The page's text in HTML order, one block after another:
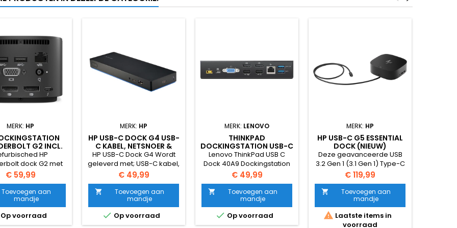
MERK: HP
G2 INCL.
EN NETSNOER
HP
dock G2 met
Het kleine,
HP
Dock G2.
voor flexibiliteit
en voorzien
voor
Prijs
€ 59,99
Toevoegen aan
mandje
Op voorraad
MERK: HP
HP USB-C DOCK G4 USB-
C KABEL, NETSNOER &
POWER ADAPTER (90-
WATT)
HP USB-C Dock G4 Wordt
geleverd met; USB-C kabel,
netsnoer &amp; power
adapter (90-watt) De HP
USB-C Dock refurbisched is
een compact en krachtig
docking station.Via de
bijgeleverde USB-C kabel
Prijs
€ 49,99

Toevoegen aan
mandje
 Op voorraad
MERK: LENOVO
THINKPAD
DOCKINGSTATION USB-C
DOCK 40A9
Lenovo ThinkPad USB C
Dock 40A9 Dockingstation
USB C Refurbished
Professioneel refurbished
dockingstation voor een
complete werkplek met
slechts één kabel. De
Lenovo ThinkPad USB-C
Prijs
€ 49,99

Toevoegen aan
mandje
 Op voorraad
MERK: HP
HP USB-C G5 ESSENTIAL
DOCK (NIEUW)
Deze geavanceerde USB
3.2 Gen 1 (3.1 Gen 1) Type-C
docking station biedt
uitgebreide connectiviteit
met 4 USB-A poorten, 1 USB-
C poort, HDMI, en 2
DisplayPorts. Het
ondersteunt bekabelde
Prijs
€ 119,99

Toevoegen aan
mandje
 Laatste items in
voorraad